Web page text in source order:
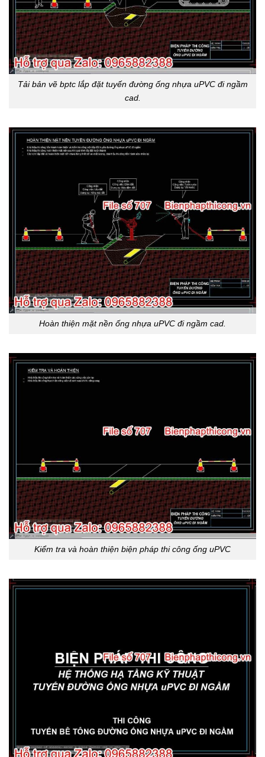
Tải bản vẽ bptc lắp đặt tuyến đường ống nhựa uPVC đi ngầm
cad.
Hoàn thiện mặt nền ống nhựa uPVC đi ngầm cad.
Kiểm tra và hoàn thiện biện pháp thi công ống uPVC